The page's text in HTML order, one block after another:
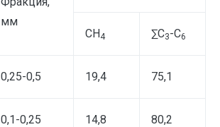
мм
СН4 ∑С3-С6
0,25-0,5 19,4 75,1
0,1-0,25 14,8 80,2